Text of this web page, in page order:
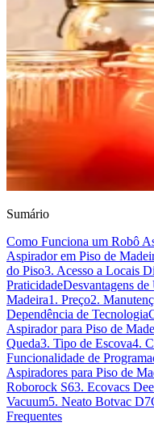
Sumário
Como Funciona um Robô
Aspirador em Piso de
do Piso3. Acesso a Locais
PraticidadeDesvantagens
Madeira1. Preço2.
Dependência de Tecnologia
Aspirador para Piso de
Queda3. Tipo de Escova4.
Funcionalidade de
Aspiradores para Piso de
Roborock S63. Ecovacs
Vacuum5. Neato Botvac D7
Frequentes